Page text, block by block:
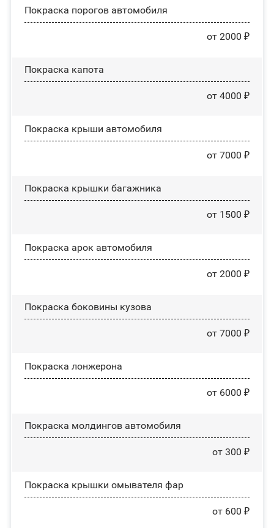
Покраска порогов автомобиля
от 2000 ₽
Покраска капота
от 4000 ₽
Покраска крыши автомобиля
от 7000 ₽
Покраска крышки багажника
от 1500 ₽
Покраска арок автомобиля
от 2000 ₽
Покраска боковины кузова
от 7000 ₽
Покраска лонжерона
от 6000 ₽
Покраска молдингов автомобиля
от 300 ₽
Покраска крышки омывателя фар
от 600 ₽